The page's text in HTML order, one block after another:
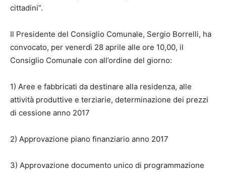
cittadini”.
Il Presidente del Consiglio Comunale, Sergio Borrelli, ha
convocato, per venerdì 28 aprile alle ore 10,00, il
Consiglio Comunale con all’ordine del giorno:
1) Aree e fabbricati da destinare alla residenza, alle
attività produttive e terziarie, determinazione dei prezzi
di cessione anno 2017
2) Approvazione piano finanziario anno 2017
3) Approvazione documento unico di programmazione